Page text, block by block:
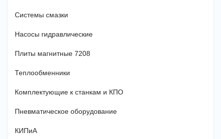
Системы смазки
Насосы гидравлические
Плиты магнитные 7208
Теплообменники
Комплектующие к станкам и КПО
Пневматическое оборудование
КИПиА